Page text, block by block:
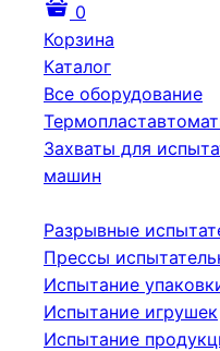
0
Корзина
Каталог
Все оборудование
Захваты для
машин
Разрывные
Прессы
Испытание
Испытание игрушек
Испытание